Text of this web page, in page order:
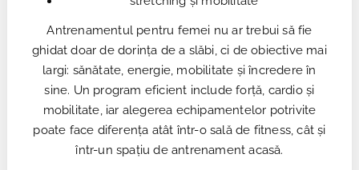
Antrenamentul pentru femei nu ar trebui să fie
ghidat doar de dorința de a slăbi, ci de obiective mai
largi: sănătate, energie, mobilitate și încredere în
sine. Un program eficient include forță, cardio și
mobilitate, iar alegerea echipamentelor potrivite
poate face diferența atât într-o sală de fitness, cât și
într-un spațiu de antrenament acasă.